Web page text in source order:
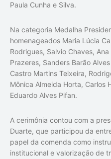
Paula Cunha e Silva.
Na categoria Medalha
homenageados Maria Lúcia
Rodrigues, Salvio Chaves,
Prazeres, Sanders Barão
Castro Martins Teixeira,
Mônica Almeida Horta, Carlos
Eduardo Alves Pifan.
A cerimônia contou com a
Duarte, que participou da
papel da comenda como
institucional e valorização de